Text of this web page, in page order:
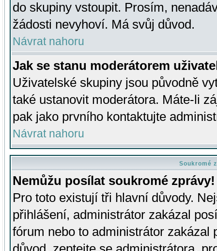
do skupiny vstoupit. Prosím,
žádosti nevyhoví. Má svůj důvod.
Návrat nahoru
Jak se stanu moderátorem
Uživatelské skupiny jsou původně
také ustanovit moderátora. Máte-li
pak jako prvního kontaktujte
Návrat nahoru
Soukromé
Nemůžu posílat soukromé zprávy!
Pro toto existují tři hlavní důvody.
přihlášení, administrátor zakázal
fórum nebo to administrátor zakázal